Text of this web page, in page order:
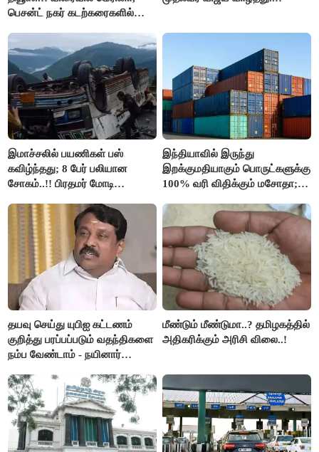
பெசன்ட் நகர் கடற்கரைகளில்
இமாச்சலில் பயணிகள் பஸ்
கவிழ்ந்தது; 8 பேர் பலியான
சோகம்..!! பிரதமர் மோடி
இந்தியாவில் இருந்து
இறக்குமதியாகும் பொருட்களுக்கு
100% வரி விதிக்கும் மசோதா;
தயவு செய்து யுபிஐ கட்டணம்
குறித்து பரப்பப்படும் வதந்திகளை
நம்ப வேண்டாம் - நயினார்
மீண்டும் மீண்டுமா..? தமிழகத்தில்
அதிகரிக்கும் அரிசி விலை..!